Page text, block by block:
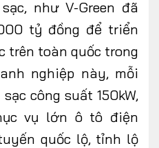
nhưV-Green đã
tỷ đồng để triển
trên toàn quốc trong
nghiệp này, mỗi
công suất 150kW,
vụ lớn ô tô điện
quốc lộ, tỉnh lộ